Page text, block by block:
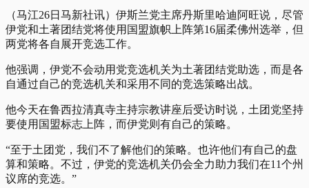
（马江26日马新社讯）伊斯兰党主席丹斯里哈迪阿旺说，尽管
伊党和土著团结党将使用国盟旗帜上阵第16届柔佛州选举，但
两党将各自展开竞选工作。
他强调，伊党不会动用党竞选机关为土著团结党助选，而是各
自通过自己的竞选机关和采用不同的竞选策略出战。
他今天在鲁西拉清真寺主持宗教讲座后受访时说，土团党坚持
要使用国盟标志上阵，而伊党则有自己的策略。
“至于土团党，我们不了解他们的策略。也许他们有自己的盘
算和策略。不过，伊党的竞选机关仍会全力助力我们在11个州
议席的竞选。”